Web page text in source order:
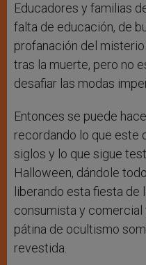
Educadores y familias
falta de educación, de
profanación del
tras la muerte, pero no
desafiar las modas
Entonces se puede
recordando lo que este
siglos y lo que sigue
Halloween, dándole
liberando esta fiesta de
consumista y
pátina de ocultismo
revestida.